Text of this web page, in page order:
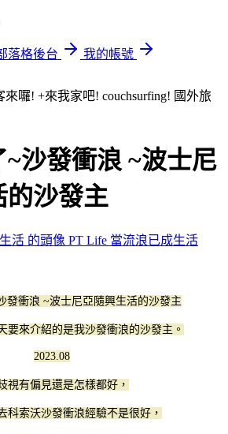
落格後台
我的帳號
囉! +來我家吧! couchsurfing! 國外旅
沙發衝浪 ~波士尼
的沙發主
PT Life 當流浪已成生活
要來介紹的是我沙發衝浪的沙發主。
2023.08
視有偏見還是怎樣都好，
科索沃沙發衝浪經驗不是很好，